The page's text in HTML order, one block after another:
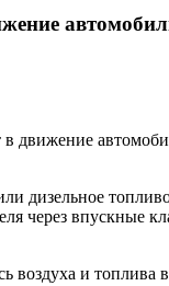
в движение
дизельное
через впускные
и топлива